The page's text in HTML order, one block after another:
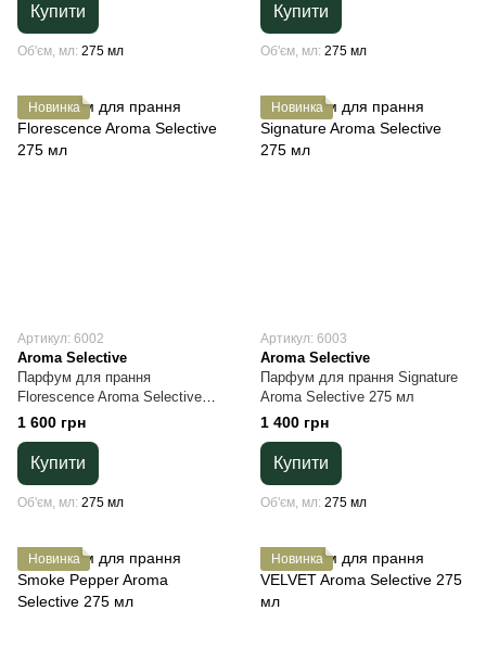
Купити
Об'єм, мл 275 мл
Купити
Об'єм, мл 275 мл
Новинка
Артикул: 6002
Aroma Selective
Парфум для прання
Florescence Aroma Selective
275 мл
1 600 грн
Купити
Об'єм, мл 275 мл
Новинка
Артикул: 6003
Aroma Selective
Парфум для прання Signature
Aroma Selective 275 мл
1 400 грн
Купити
Об'єм, мл 275 мл
Новинка Новинка